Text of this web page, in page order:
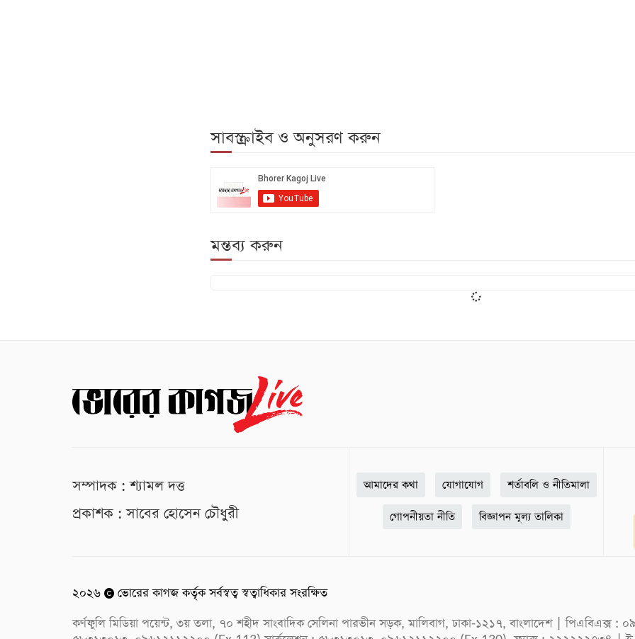
সাবস্ক্রাইব ও অনুসরণ করুন
মন্তব্য করুন
সম্পাদক : শ্যামল দত্ত
প্রকাশক : সাবের হোসেন চৌধুরী
আমাদের কথা যোগাযোগ শর্তাবলি ও নীতিমালা
গোপনীয়তা নীতি বিজ্ঞাপন মূল্য তালিকা
২০২৬
ভোরের কাগজ কর্তৃক সর্বস্বত্ব স্বত্বাধিকার সংরক্ষিত
কর্ণফুলি মিডিয়া পয়েন্ট, ৩য় তলা, ৭০ শহীদ সাংবাদিক সেলিনা পারভীন সড়ক, মালিবাগ, ঢাকা-১২১৭, বাংলাদেশ |